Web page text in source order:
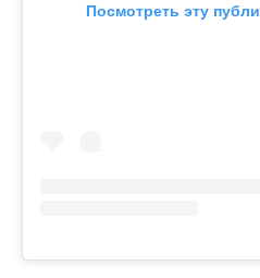
Посмотреть эту